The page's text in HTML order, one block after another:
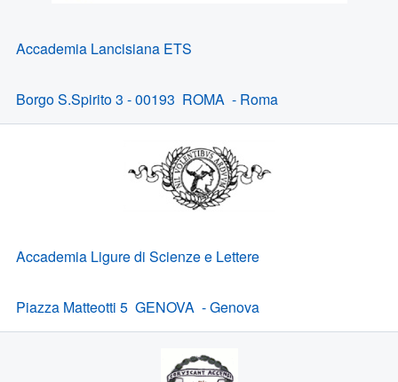
Accademia Lancisiana ETS
Borgo S.Spirito 3 - 00193 ROMA - Roma
Accademia Ligure di Scienze e Lettere
Piazza Matteotti 5 GENOVA - Genova